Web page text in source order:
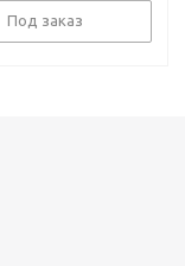
Под заказ